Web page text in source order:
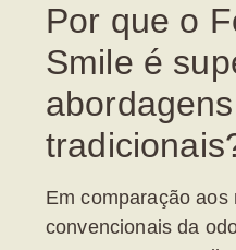
Por que o
Smile é
abordagens
Em comparação aos
convencionais da